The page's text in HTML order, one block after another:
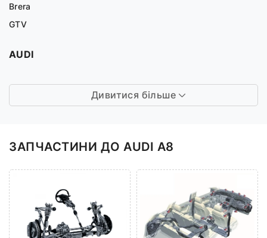
Brera
GTV
AUDI
Дивитися більше
ЗАПЧАСТИНИ ДО AUDI A8